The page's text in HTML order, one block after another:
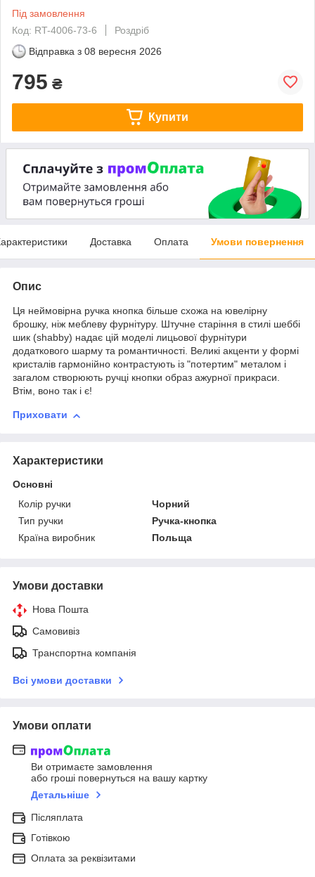
Під замовлення
Код: RT-4006-73-6
Роздріб
Відправка з 08 вересня 2026
795 ₴
Купити
Доставка Оплата Умови повернення
Опис
Ця неймовірна ручка кнопка більше схожа на ювелірну
брошку, ніж меблеву фурнітуру. Штучне старіння в стилі шеббі
шик (shabby) надає цій моделі лицьової фурнітури
додаткового шарму та романтичності. Великі акценти у формі
кристалів гармонійно контрастують із "потертим" металом і
загалом створюють ручці кнопки образ ажурної прикраси.
Втім, воно так і є!
Приховати
Характеристики
Основні
Колір ручки
Чорний
Тип ручки
Ручка-кнопка
Країна виробник
Польща
Умови доставки
Нова Пошта
Самовивіз
Транспортна компанія
Всі умови доставки
Умови оплати
Ви отримаєте замовлення
або гроші повернуться на вашу картку
Детальніше
Післяплата
Готівкою
Оплата за реквізитами